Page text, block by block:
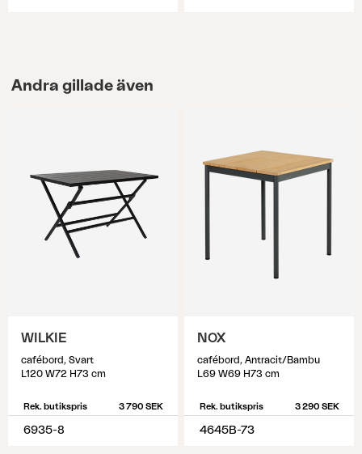
Andra gillade även
WILKIE
cafébord, Svart
L120 W72 H73 cm
Rek. butikspris 3 790 SEK
6935-8
NOX
cafébord, Antracit/Bambu
L69 W69 H73 cm
Rek. butikspris 3 290 SEK
4645B-73